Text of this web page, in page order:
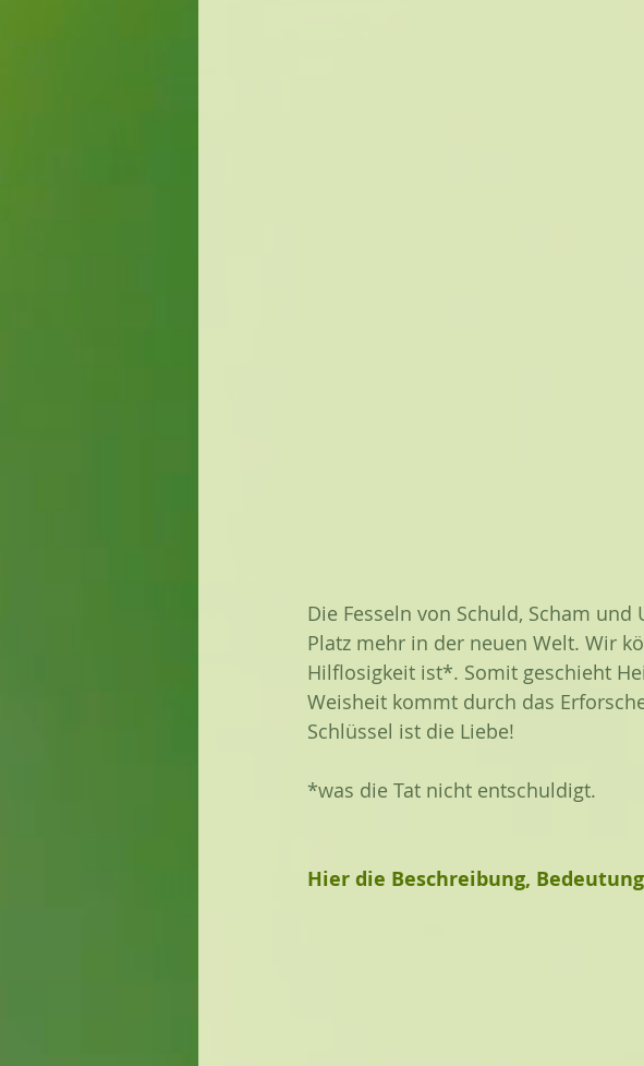
Die Fesseln von Schuld, Scham
Platz mehr in der neuen Welt. Wir
Hilflosigkeit ist*. Somit geschieht
Weisheit kommt durch das
Schlüssel ist die Liebe!
*was die Tat nicht entschuldigt.
Hier die Beschreibung,